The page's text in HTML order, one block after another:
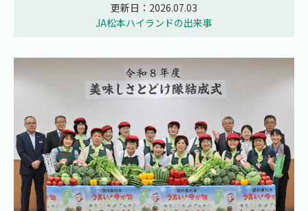
更新日：2026.07.03
JA松本ハイランドの出来事